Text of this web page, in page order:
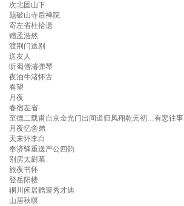
次北固山下
题破山寺后禅院
寄左省杜拾遗
赠孟浩然
渡荆门送别
送友人
听蜀僧濬弹琴
夜泊牛渚怀古
春望
月夜
春宿左省
至德二载甫自京金光门出间道归凤翔乾元初…有悲往事
月夜忆舍弟
天末怀李白
奉济驿重送严公四韵
别房太尉墓
旅夜书怀
登岳阳楼
辋川闲居赠裴秀才迪
山居秋暝